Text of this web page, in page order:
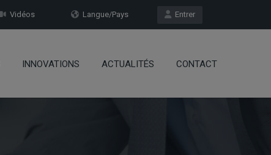
Entrer
Langue/Pays
Vidéos
INNOVATIONS ACTUALITÉS CONTACT